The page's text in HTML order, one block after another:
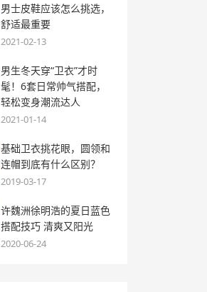
男士皮鞋应该怎么挑选，
舒适最重要
2021-02-13
男生冬天穿“卫衣”才时
髦！6套日常帅气搭配，
轻松变身潮流达人
2021-01-14
基础卫衣挑花眼，圆领和
连帽到底有什么区别？
2019-03-17
许魏洲徐明浩的夏日蓝色
搭配技巧 清爽又阳光
2020-06-24